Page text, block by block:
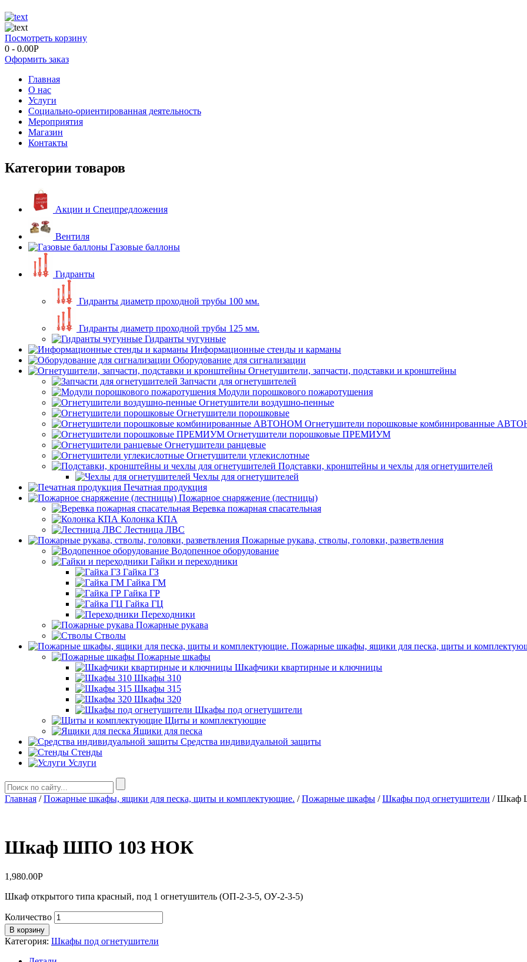
Посмотреть корзину
0 - 0.00Р
Оформить заказ
Главная
О нас
Услуги
Социально-ориентированная деятельность
Мероприятия
Магазин
Контакты
Категории товаров
Акции и Спецпредложения
Вентиля
Газовые баллоны
Гидранты
Гидранты диаметр проходной трубы 100 мм.
Гидранты диаметр проходной трубы 125 мм.
Гидранты чугунные
Информационные стенды и карманы
Оборудование для сигнализации
Огнетушители, запчасти, подставки и кронштейны
Запчасти для огнетушителей
Модули порошкового пожаротушения
Огнетушители воздушно-пенные
Огнетушители порошковые
Огнетушители порошковые комбинированные
Огнетушители порошковые ПРЕМИУМ
Огнетушители ранцевые
Огнетушители углекислотные
Подставки, кронштейны и чехлы для огнетушителей
Чехлы для огнетушителей
Печатная продукция
Пожарное снаряжение (лестницы)
Веревка пожарная спасательная
Колонка КПА
Лестница ЛВС
Пожарные рукава, стволы, головки, разветвления
Водопенное оборудование
Гайки и переходники
Гайка ГЗ
Гайка ГМ
Гайка ГР
Гайка ГЦ
Переходники
Пожарные рукава
Стволы
Пожарные шкафы, ящики для песка, щиты и
Пожарные шкафы
Шкафчики квартирные и ключницы
Шкафы 310
Шкафы 315
Шкафы 320
Шкафы под огнетушители
Щиты и комплектующие
Ящики для песка
Средства индивидуальной защиты
Стенды
Услуги
Главная /Пожарные шкафы, ящики для песка, щиты и комплектующие. /Пожарные шкафы /Шкафы под огнетушители / Шкаф
Шкаф ШПО 103 НОК
1,980.00Р
Шкаф открытого типа красный, под 1 огнетушитель (ОП-2-3-5, ОУ-2-3-5)
Количество
В корзину
Категория: Шкафы под огнетушители